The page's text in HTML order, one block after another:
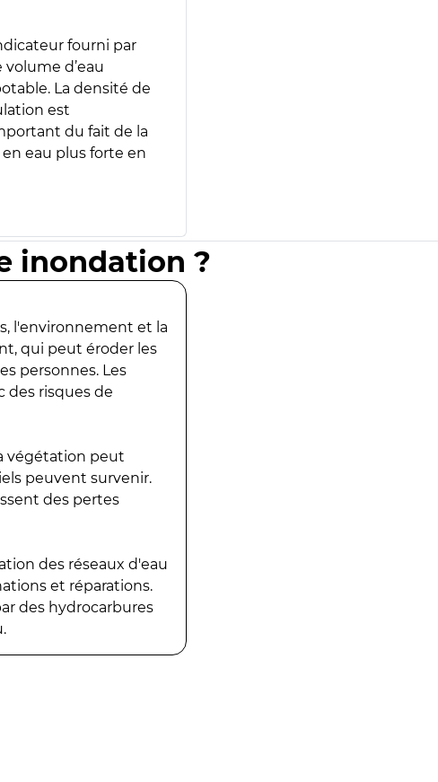
fourni par
volume d’eau
La densité de
est
du fait de la
eau plus forte en
inondation ?
l'environnement et la
qui peut éroder les
personnes. Les
des risques de
végétation peut
peuvent survenir.
des pertes
des réseaux d'eau
et réparations.
des hydrocarbures